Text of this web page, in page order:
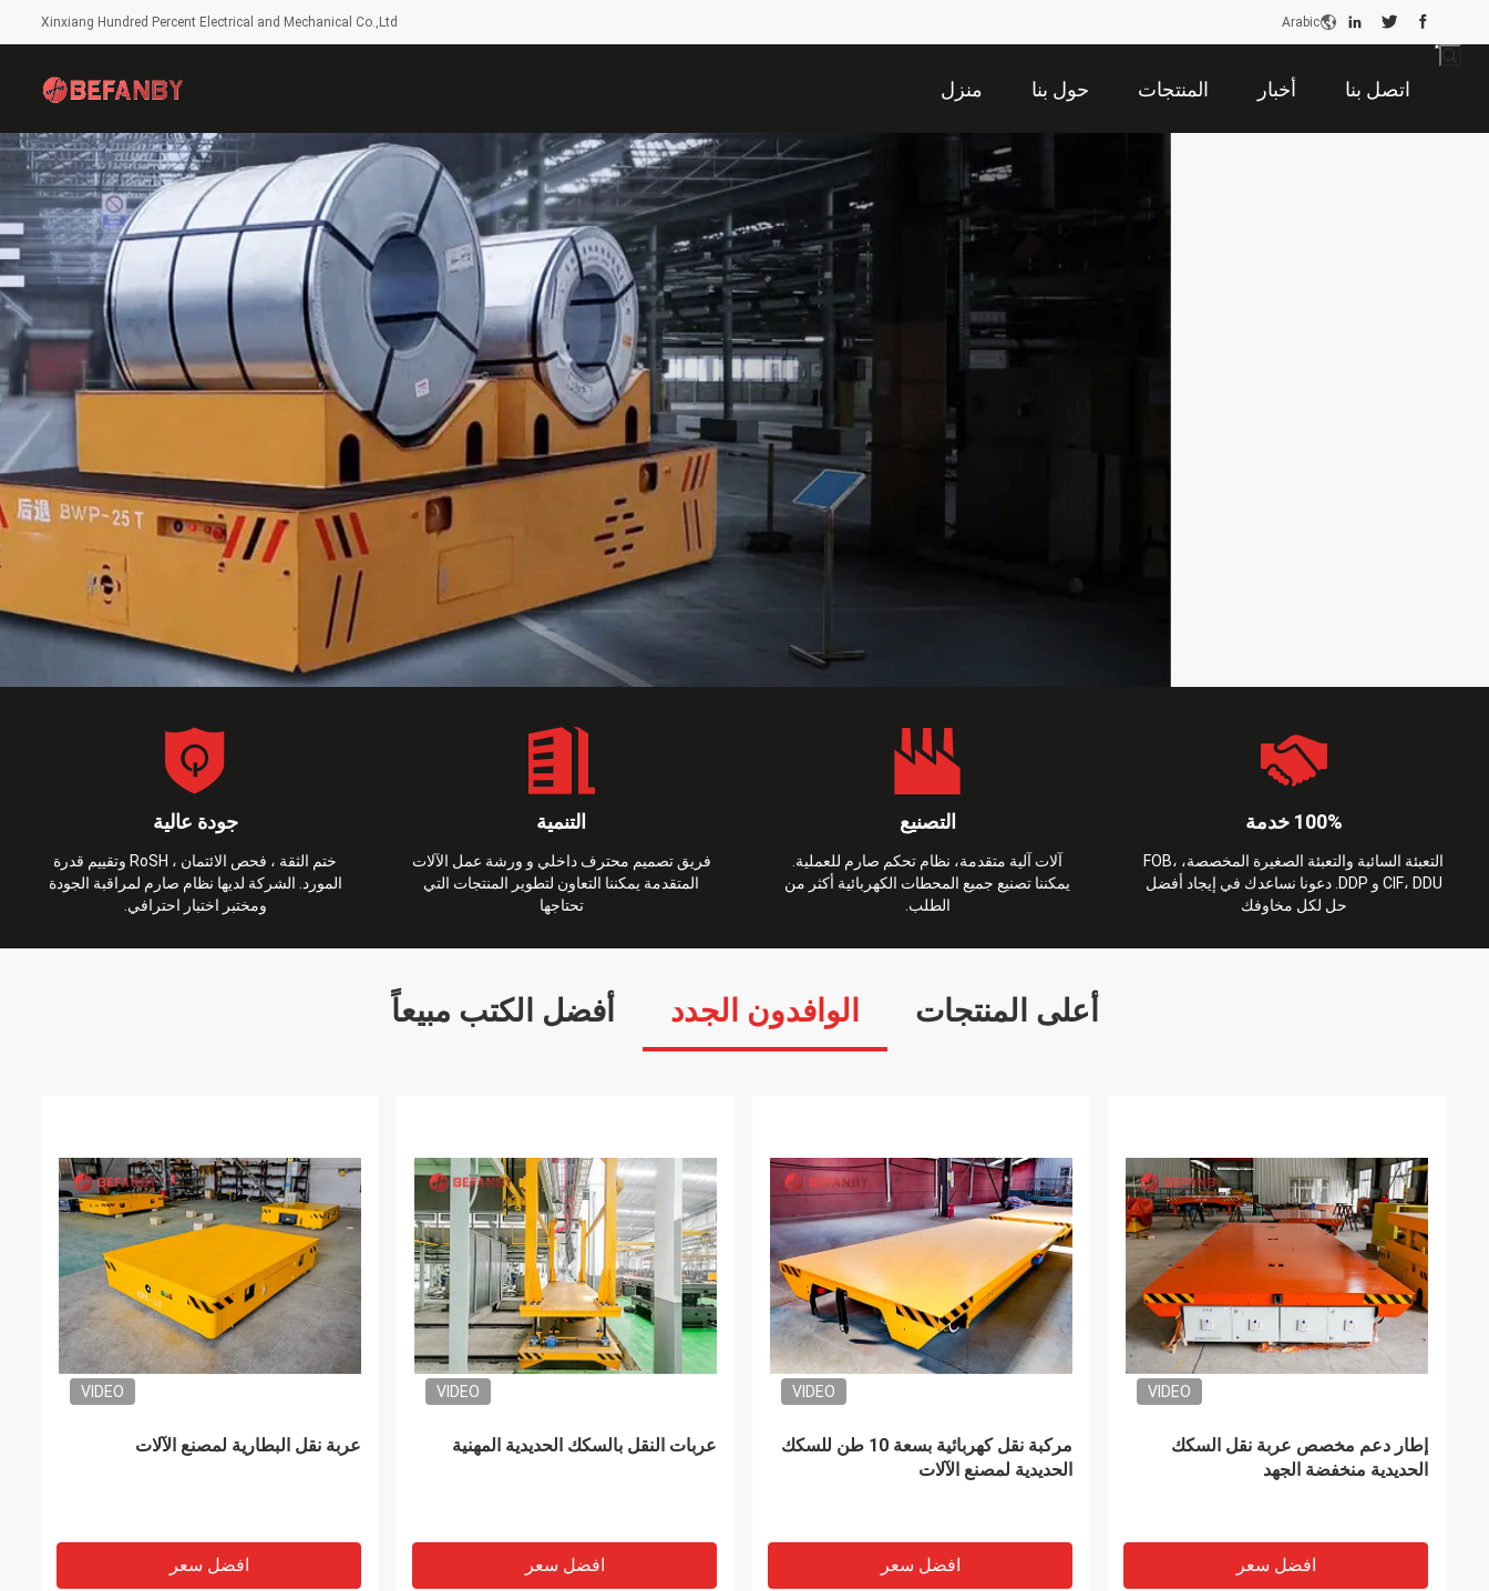
Xinxiang Hundred Percent Electrical and Mechanical Co.,Ltd Arabic
منزل حول بنا المنتجات أخبار اتصل بنا
طلب اقتباس
جودة عالية
ختم الثقة ، فحص الائتمان ، RoSH وتقييم قدرة
المورد. الشركة لديها نظام صارم لمراقبة الجودة
ومختبر اختبار احترافي.
التنمية
فريق تصميم محترف داخلي و ورشة عمل الآلات
المتقدمة يمكننا التعاون لتطوير المنتجات التي
تحتاجها
التصنيع
آلات آلية متقدمة، نظام تحكم صارم للعملية.
يمكننا تصنيع جميع المحطات الكهربائية أكثر من
الطلب.
100% خدمة
التعبئة السائبة والتعبئة الصغيرة المخصصة، FOB،
CIF، DDU و DDP. دعونا نساعدك في إيجاد أفضل
حل لكل مخاوفك
أعلى المنتجات الوافدون الجدد أفضل الكتب مبيعاً
VIDEO
تعمل بطارية الإيبوكسي للأرضيات 15T
افضل سعر
VIDEO
تحميل ثقيل تحكم لاسلكي المطاط
افضل سعر
VIDEO
حمولة ثقيلة 20m / min ورشة 50T عربة
منصة الطاولة المتحركة
افضل سعر
VIDEO
مصنع الغلاية السكك الحديدية المتحرك مع
عربات نقل مقاومة للحرارة
افضل سعر